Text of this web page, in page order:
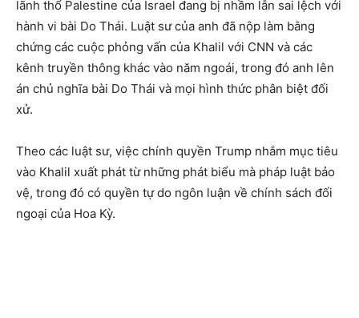
lãnh thổ Palestine của Israel đang bị nhầm lẫn sai lệch với
hành vi bài Do Thái. Luật sư của anh đã nộp làm bằng
chứng các cuộc phỏng vấn của Khalil với CNN và các
kênh truyền thông khác vào năm ngoái, trong đó anh lên
án chủ nghĩa bài Do Thái và mọi hình thức phân biệt đối
xử.
Theo các luật sư, việc chính quyền Trump nhắm mục tiêu
vào Khalil xuất phát từ những phát biểu mà pháp luật bảo
vệ, trong đó có quyền tự do ngôn luận về chính sách đối
ngoại của Hoa Kỳ.